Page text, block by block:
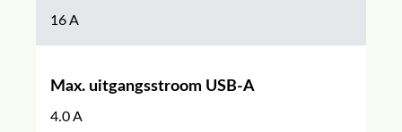
16 A
Max. uitgangsstroom USB-A
4.0 A